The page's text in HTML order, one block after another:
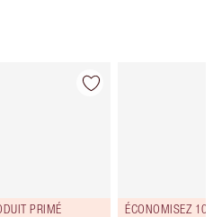
PRIMÉ ÉCONOMISEZ 10